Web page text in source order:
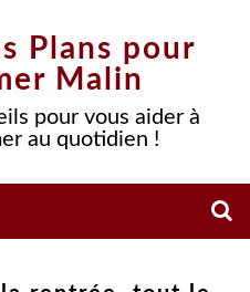
Plans pour
Malin
pour vous aider à
au quotidien !